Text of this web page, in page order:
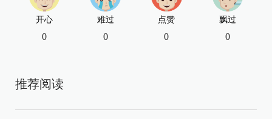
开心
0
难过
0
点赞
0
飘过
0
推荐阅读